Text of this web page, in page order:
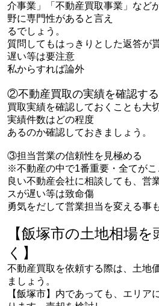
介事業」「不動産買取事業」など
野に専門性があると言え
るでしょう。
質問してもはっきりとした返答が
遅い等は要注意
私からすれば論外
②不動産買取の実績を確認する
買取実績を確認しておくことも大
実績件数はどの程度
あるのか確認しておきましょう。
③担当営業の信頼性を見極める
※不動産の中で1番重要・全てがこ
良い不動産会社に相談しても、営
スが遅い等は致命傷
勇気をだして営業担当を変える事
【飯塚市の土地相場
く】
不動産買取を依頼する際は、土地
ましょう。
【飯塚市】内であっても、エリア